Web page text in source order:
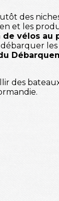
des
et les
vélos au
des